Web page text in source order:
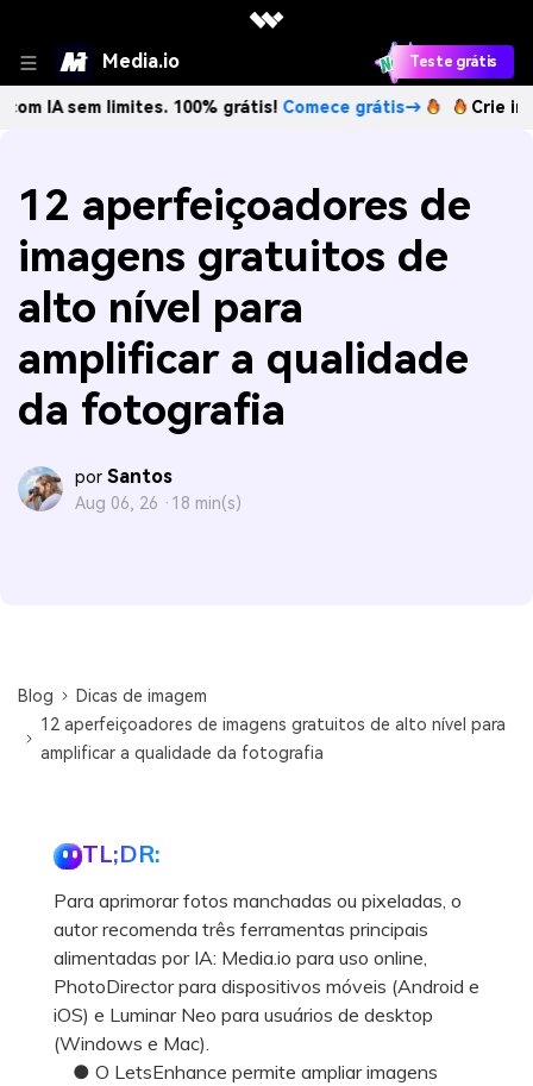
Media.io Teste grátis
limites. 100% grátis!Comece grátis→ Crie imagens
12 aperfeiçoadores de
imagens gratuitos de
alto nível para
amplificar a qualidade
da fotografia
por Santos
Aug 06, 26 · 18 min(s)
Blog
Dicas de imagem
12 aperfeiçoadores de imagens gratuitos de alto nível para
amplificar a qualidade da fotografia
TL;DR:
Para aprimorar fotos manchadas ou pixeladas, o
autor recomenda três ferramentas principais
alimentadas por IA: Media.io para uso online,
PhotoDirector para dispositivos móveis (Android e
iOS) e Luminar Neo para usuários de desktop
(Windows e Mac).
● O LetsEnhance permite ampliar imagens